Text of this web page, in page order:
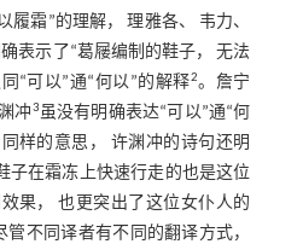
履霜”的理解， 理雅各、 韦力、
表示了“葛屦编制的鞋子， 无法
“可以”通“何以”的解释2。詹宁
冲3 虽没有明确表达“可以”通“何
样的意思， 许渊冲的诗句还明
子在霜冻上快速行走的也是这位
果， 也更突出了这位女仆人的
不同译者有不同的翻译方式，